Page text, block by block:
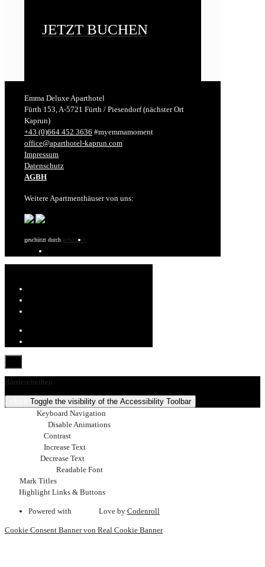
JETZT BUCHEN
Emma Deluxe Aparthotel
Fürth 153, A-5721 Fürth / Piesendorf (nächster Ort
Kaprun)
+43 (0)664 452 3636 #myemmamoment
office@aparthotel-kaprun.com
Impressum
Datenschutz
AGBH
Weitere Apartmenthäuser von uns:
geschützt durch mSecurity
Barrierefreiheit
Toggle the visibility of the Accessibility Toolbar
Keyboard Navigation
Disable Animations
Contrast
Increase Text
Decrease Text
Readable Font
Mark Titles
Highlight Links & Buttons
Powered with Love by Codenroll
Cookie Consent Banner von Real Cookie Banner